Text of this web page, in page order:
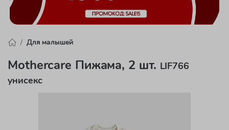
Для малышей
Mothercare Пижама, 2 шт. LIF766
унисекс